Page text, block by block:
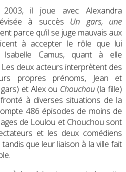
, il joue avec Alexandra
à succès Un gars, une
parce qu’il se juge mauvais aux
à accepter le rôle que lui
Camus, quant à elle
Les deux acteurs interprètent des
propres prénoms, Jean et
et Alex ou Chouchou(la fille)
à diverses situations de la
486 épisodes de moins de
de Loulou et Chouchou sont
et les deux comédiens
que leur liaison à la ville fait